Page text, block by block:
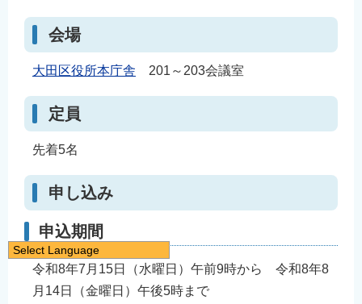
会場
大田区役所本庁舎 201～203会議室
定員
先着5名
申し込み
申込期間
令和8年7月15日（水曜日）午前9時から 令和8年8
月14日（金曜日）午後5時まで
Select Language
日本語
English